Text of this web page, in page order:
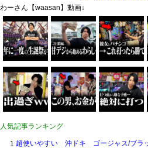
わーさん【waasan】動画↓
人気記事ランキング
超使いやすい 沖ドキ ゴージャス/ブ